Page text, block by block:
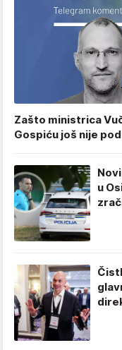
Zašto ministrica
Gospiću još nije
u